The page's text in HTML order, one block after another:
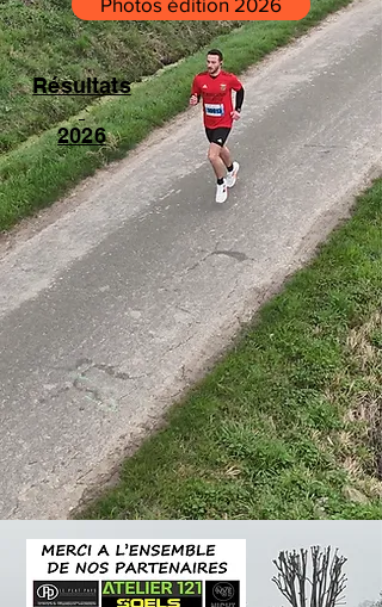
Résultats
2026